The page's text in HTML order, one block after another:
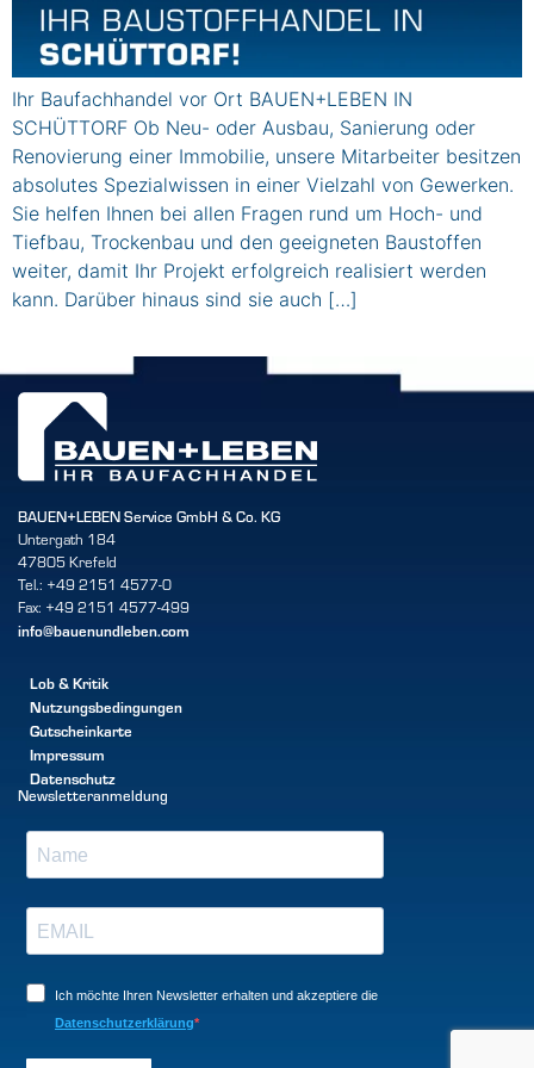
Ihr Baufachhandel vor Ort BAUEN+LEBEN IN
SCHÜTTORF Ob Neu- oder Ausbau, Sanierung oder
Renovierung einer Immobilie, unsere Mitarbeiter besitzen
absolutes Spezialwissen in einer Vielzahl von Gewerken.
Sie helfen Ihnen bei allen Fragen rund um Hoch- und
Tiefbau, Trockenbau und den geeigneten Baustoffen
weiter, damit Ihr Projekt erfolgreich realisiert werden
kann. Darüber hinaus sind sie auch […]
BAUEN+LEBEN Service GmbH & Co. KG
Untergath 184
47805 Krefeld
Tel.: +49 2151 4577-0
Fax: +49 2151 4577-499
info@bauenundleben.com
Lob & Kritik
Nutzungsbedingungen
Gutscheinkarte
Impressum
Datenschutz
Newsletteranmeldung
Ich möchte Ihren Newsletter erhalten und akzeptiere die
Datenschutzerklärung